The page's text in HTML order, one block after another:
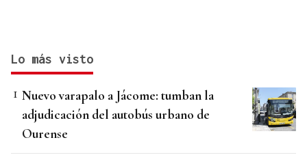
Lo más visto
Nuevo varapalo a Jácome: tumban la
adjudicación del autobús urbano de
Ourense